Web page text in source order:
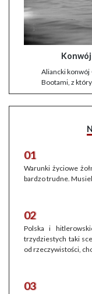
Aliancki konwój
Bootami, z
01
Warunki życiowe
bardzo trudne.
02
Polska i
trzydziestych taki
od rzeczywistości,
03